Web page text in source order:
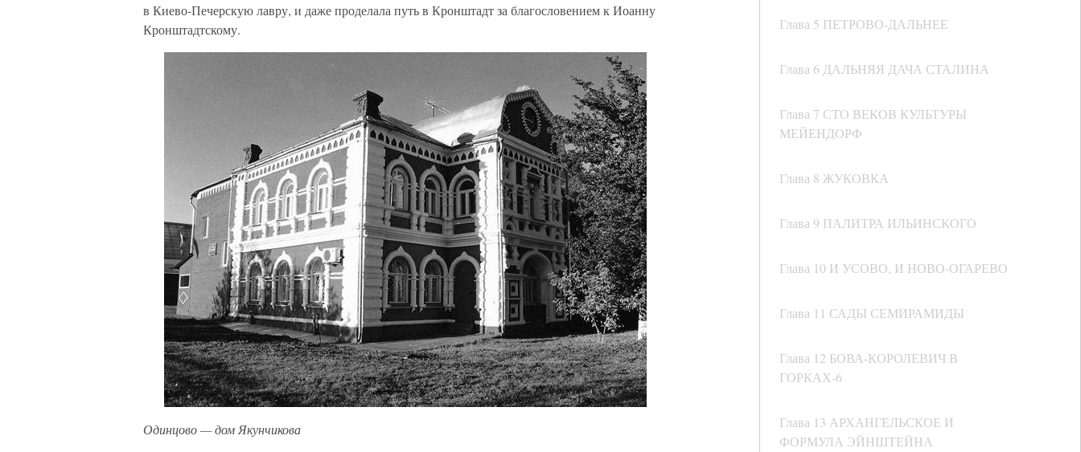
Глава 5 ПЕТРОВО-ДАЛЬНЕЕ
Глава 6 ДАЛЬНЯЯ ДАЧА СТАЛИНА
Глава 7 СТО ВЕКОВ КУЛЬТУРЫ
МЕЙЕНДОРФ
Глава 8 ЖУКОВКА
Глава 9 ПАЛИТРА ИЛЬИНСКОГО
Глава 10 И УСОВО, И НОВО-ОГАРЕВО
Глава 11 САДЫ СЕМИРАМИДЫ
Глава 12 БОВА-КОРОЛЕВИЧ В
ГОРКАХ-6
Глава 13 АРХАНГЕЛЬСКОЕ И
ФОРМУЛА ЭЙНШТЕЙНА
в Киево-Печерскую лавру, и даже проделала путь в Кронштадт за благословением к Иоанну
Кронштадтскому.
Одинцово — дом Якунчикова